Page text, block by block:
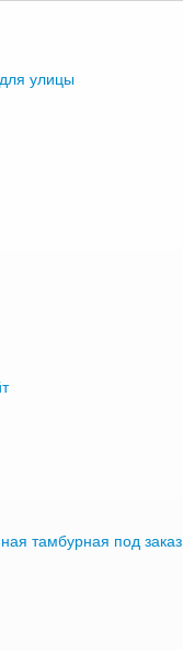
улицы
тамбурная под заказ